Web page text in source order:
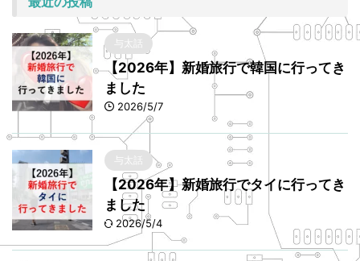
与太話
【2026年】新婚旅行で韓国に行ってき
ました
2026/5/7
与太話
【2026年】新婚旅行でタイに行ってき
ました
2026/5/4